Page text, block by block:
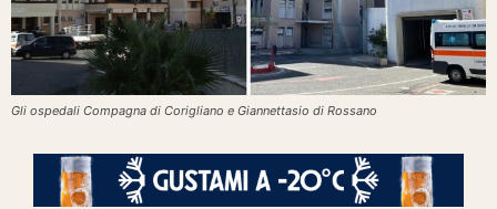
Gli ospedali Compagna di Corigliano e Giannettasio di Rossano